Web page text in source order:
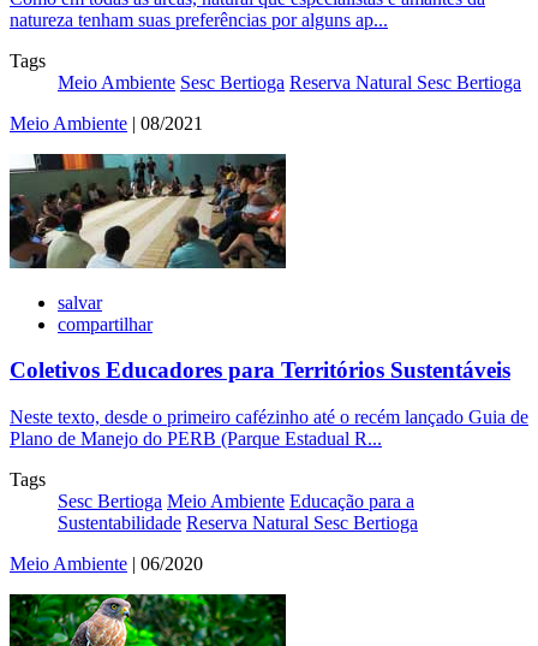
natureza tenham suas preferências por alguns ap...
Tags
Meio Ambiente Sesc Bertioga Reserva Natural Sesc Bertioga
Meio Ambiente | 08/2021
salvar
compartilhar
Coletivos Educadores para Territórios Sustentáveis
Neste texto, desde o primeiro cafézinho até o recém lançado Guia de
Plano de Manejo do PERB (Parque Estadual R...
Tags
Sesc Bertioga Meio Ambiente Educação para a
Sustentabilidade Reserva Natural Sesc Bertioga
Meio Ambiente | 06/2020